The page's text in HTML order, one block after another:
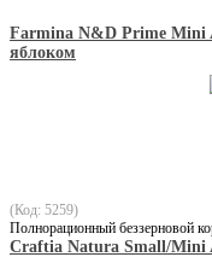
Farmina N&D Prime Mini
яблоком
(Код: 5259)
Полнорационный беззерновой
Craftia Natura Small/Mini